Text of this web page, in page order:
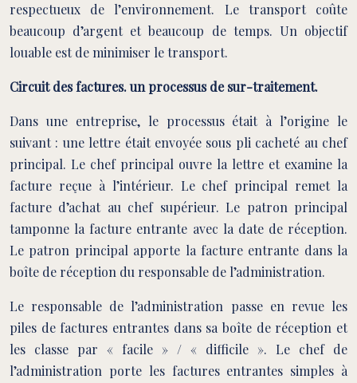
respectueux de l’environnement. Le transport coûte
beaucoup d’argent et beaucoup de temps. Un objectif
louable est de minimiser le transport.
Circuit des factures. un processus de sur-traitement.
Dans une entreprise, le processus était à l’origine le
suivant : une lettre était envoyée sous pli cacheté au chef
principal. Le chef principal ouvre la lettre et examine la
facture reçue à l’intérieur. Le chef principal remet la
facture d’achat au chef supérieur. Le patron principal
tamponne la facture entrante avec la date de réception.
Le patron principal apporte la facture entrante dans la
boîte de réception du responsable de l’administration.
Le responsable de l’administration passe en revue les
piles de factures entrantes dans sa boîte de réception et
les classe par « facile » / « difficile ». Le chef de
l’administration porte les factures entrantes simples à